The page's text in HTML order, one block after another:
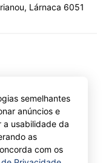
, Lárnaca 6051
Limited.
semelhantes
anúncios e
a usabilidade da
as
com os